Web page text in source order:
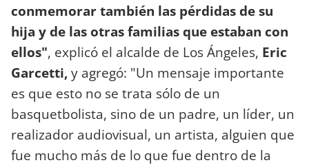
conmemorar también las pérdidas de su
hija y de las otras familias que estaban con
ellos", explicó el alcalde de Los Ángeles, Eric
Garcetti,y agregó: "Un mensaje importante
es que esto no se trata sólo de un
basquetbolista, sino de un padre, un líder, un
realizador audiovisual, un artista, alguien que
fue mucho más de lo que fue dentro de la